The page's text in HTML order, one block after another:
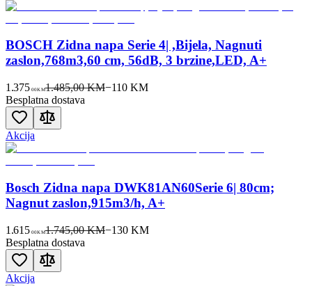
BOSCH Zidna napa Serie 4| ,Bijela, Nagnuti
zaslon,768m3,60 cm, 56dB, 3 brzine,LED, A+
1.375 00KM1.485,00 KM−110KM
Besplatna dostava
Akcija
Bosch Zidna napa DWK81AN60Serie 6| 80cm;
Nagnut zaslon,915m3/h, A+
1.615 00KM1.745,00 KM−130KM
Besplatna dostava
Akcija